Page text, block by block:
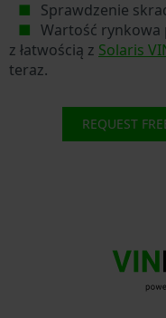
Sprawdzenie
Wartość rynkowa
z łatwością z Solaris
teraz.
REQUEST